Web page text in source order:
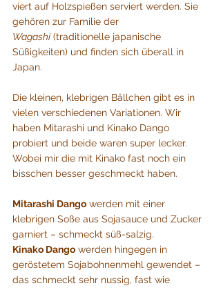
viert auf Holzspießen serviert werden. Sie
gehören zur Familie der
Wagashi (traditionelle japanische
Süßigkeiten) und finden sich überall in
Japan.
Die kleinen, klebrigen Bällchen gibt es in
vielen verschiedenen Variationen. Wir
haben Mitarashi und Kinako Dango
probiert und beide waren super lecker.
Wobei mir die mit Kinako fast noch ein
bisschen besser geschmeckt haben.
Mitarashi Dango werden mit einer
klebrigen Soße aus Sojasauce und Zucker
garniert – schmeckt süß-salzig.
Kinako Dango werden hingegen in
geröstetem Sojabohnenmehl gewendet –
das schmeckt sehr nussig, fast wie